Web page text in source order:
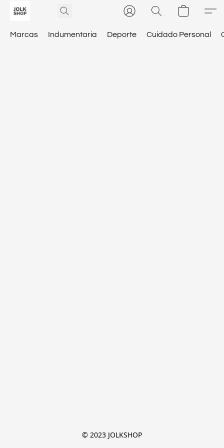
Marcas Indumentaria Deporte Cuidado Personal
© 2023 JOLKSHOP